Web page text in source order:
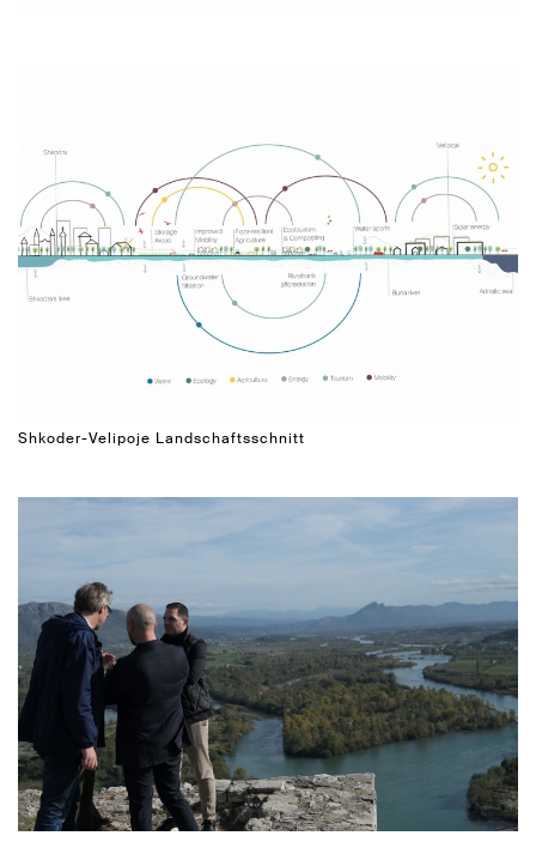
Shkoder-Velipoje Landschaftsschnitt